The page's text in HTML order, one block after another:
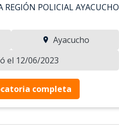
REGIÓN POLICIAL AYACUCHO
Ayacucho
el 12/06/2023
completa